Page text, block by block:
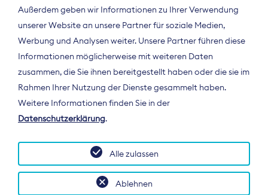
Der Bundesverband Digitalpublisher und
Zeitungsverleger (BDZV) vertritt als
Spitzenorganisation die Interessen der
Deutschland und auf EU-Ebene.
Außerdem geben wir Informationen zu Ihrer Verwendung
unserer Website an unsere Partner für soziale Medien,
Werbung und Analysen weiter. Unsere Partner führen diese
Informationen möglicherweise mit weiteren Daten
zusammen, die Sie ihnen bereitgestellt haben oder die sie im
Rahmen Ihrer Nutzung der Dienste gesammelt haben.
Weitere Informationen finden Sie in der
Datenschutzerklärung.
Ablehnen
Alle zulassen